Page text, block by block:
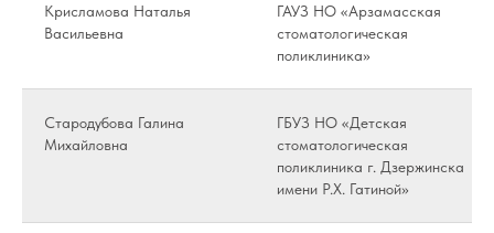
Крисламова Наталья
Васильевна
ГАУЗ НО «Арзамасская
стоматологическая
поликлиника»
Стародубова Галина
Михайловна
ГБУЗ НО «Детская
стоматологическая
поликлиника г. Дзержинска
имени Р.Х. Гатиной»